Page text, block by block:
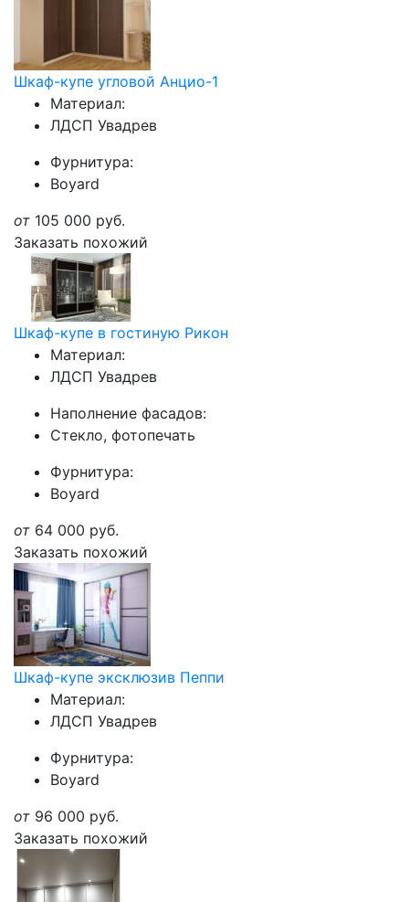
Шкаф-купе угловой Анцио-1
Материал:
ЛДСП Увадрев
Фурнитура:
Boyard
от 105 000 руб.
Заказать похожий
Шкаф-купе в гостиную Рикон
Материал:
ЛДСП Увадрев
Наполнение фасадов:
Стекло, фотопечать
Фурнитура:
Boyard
от 64 000 руб.
Заказать похожий
Шкаф-купе эксклюзив Пеппи
Материал:
ЛДСП Увадрев
Фурнитура:
Boyard
от 96 000 руб.
Заказать похожий